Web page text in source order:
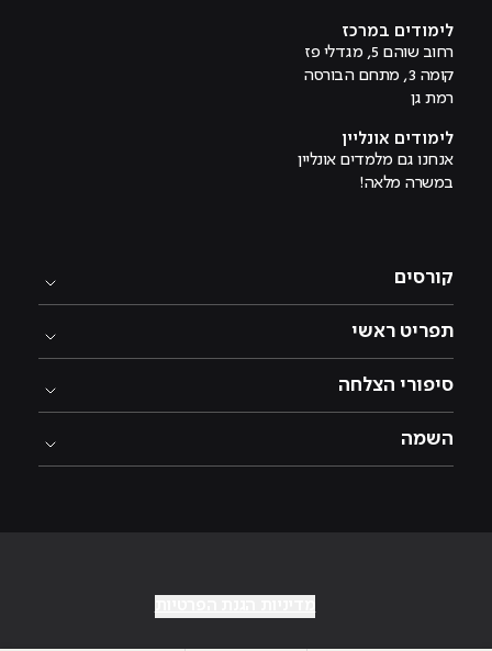
לימודים במרכז
רחוב שוהם 5, מגדלי פז
קומה 3, מתחם הבורסה
רמת גן
לימודים אונליין
אנחנו גם מלמדים אונליין
במשרה מלאה!
קורסים
תפריט ראשי
סיפורי הצלחה
השמה